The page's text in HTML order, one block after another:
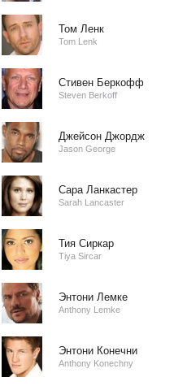
Том Ленк
Tom Lenk
Стивен Беркофф
Steven Berkoff
Джейсон Джордж
Jason George
Сара Ланкастер
Sarah Lancaster
Тия Сиркар
Tiya Sircar
Энтони Лемке
Anthony Lemke
Энтони Конечни
Anthony Konechny